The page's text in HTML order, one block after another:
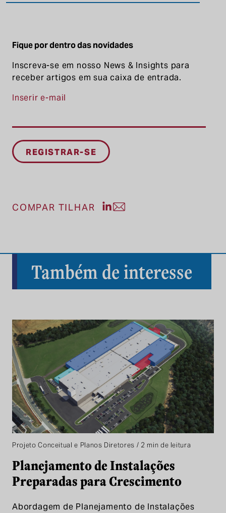
Fique por dentro das novidades
Inscreva-se em nosso News & Insights para
receber artigos em sua caixa de entrada.
Inserir e-mail
COMPAR TILHAR Compartilhe a postagem no
Compartilhe a postagem
Também de interesse
Projeto Conceitual e Planos Diretores / 2 min de leitura
Planejamento de Instalações
Preparadas para Crescimento
Abordagem de Planejamento de Instalações